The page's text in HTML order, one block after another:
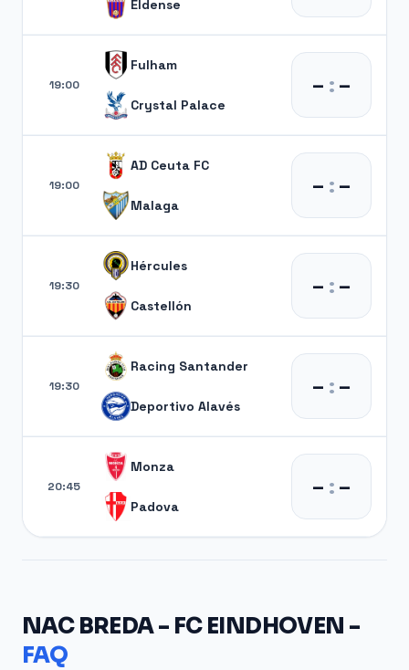
Eldense
19:00
Fulham
Crystal Palace
– :–
19:00
AD Ceuta FC
Malaga
– :–
19:30
Hércules
Castellón
– :–
19:30
Racing Santander
Deportivo Alavés
– :–
20:45
Monza
Padova
– :–
NAC BREDA - FC EINDHOVEN -
FAQ